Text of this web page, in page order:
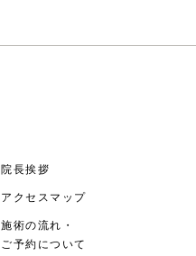
院長挨拶
アクセスマップ
施術の流れ・
ご予約について